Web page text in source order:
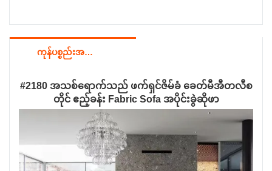
ကုန်ပစ္စည်းအသေးစိတ်
#2180 အသစ်ရောက်သည် ဖက်ရှင်ဇိမ်ခံ ခေတ်မီအီတလီစ
တိုင် ဧည့်ခန်း Fabric Sofa အပိုင်းခွဲဆိုဖာ